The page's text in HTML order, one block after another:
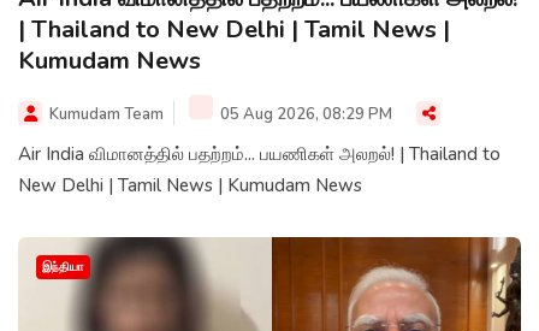
| Thailand to New Delhi | Tamil News |
Kumudam News
Kumudam Team 05 Aug 2026, 08:29 PM
Air India விமானத்தில் பதற்றம்... பயணிகள் அலறல்! | Thailand to
New Delhi | Tamil News | Kumudam News
இந்தியா